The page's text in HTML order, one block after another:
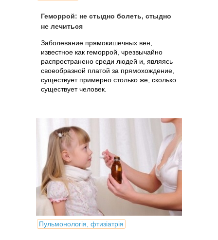
Геморрой: не стыдно болеть, стыдно
не лечиться
Заболевание прямокишечных вен,
известное как геморрой, чрезвычайно
распространено среди людей и, являясь
своеобразной платой за прямохождение,
существует примерно столько же, сколько
существует человек.
Пульмонологія, фтизіатрія